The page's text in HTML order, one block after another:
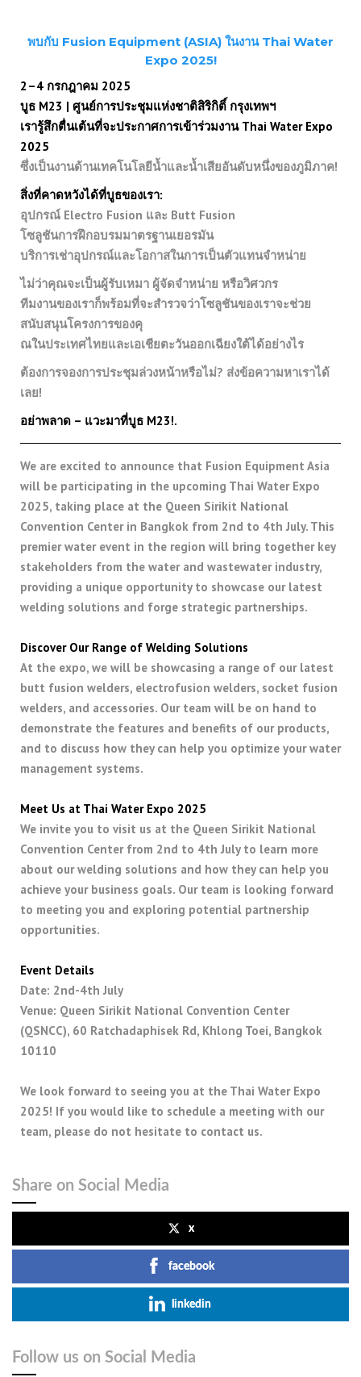
พบกับ Fusion Equipment (ASIA) ในงาน Thai Water
Expo 2025!
2–4 กรกฎาคม 2025
บูธ M23 | ศูนย์การประชุมแห่งชาติสิริกิติ์ กรุงเทพฯ
เรารู้สึกตื่นเต้นที่จะประกาศการเข้าร่วมงาน Thai Water Expo
2025
ซึ่งเป็นงานด้านเทคโนโลยีน้ำและน้ำเสียอันดับหนึ่งของภูมิภาค!
สิ่งที่คาดหวังได้ที่บูธของเรา:
อุปกรณ์ Electro Fusion และ Butt Fusion
โซลูชันการฝึกอบรมมาตรฐานเยอรมัน
บริการเช่าอุปกรณ์และโอกาสในการเป็นตัวแทนจำหน่าย
ไม่ว่าคุณจะเป็นผู้รับเหมา ผู้จัดจำหน่าย หรือวิศวกร
ทีมงานของเราก็พร้อมที่จะสำรวจว่าโซลูชันของเราจะช่วย
สนับสนุนโครงการของคุ
ณในประเทศไทยและเอเชียตะวันออกเฉียงใต้ได้อย่างไร
ต้องการจองการประชุมล่วงหน้าหรือไม่? ส่งข้อความหาเราได้
เลย!
อย่าพลาด – แวะมาที่บูธ M23!.
We are excited to announce that Fusion Equipment Asia
will be participating in the upcoming Thai Water Expo
2025, taking place at the Queen Sirikit National
Convention Center in Bangkok from 2nd to 4th July. This
premier water event in the region will bring together key
stakeholders from the water and wastewater industry,
providing a unique opportunity to showcase our latest
welding solutions and forge strategic partnerships.
Discover Our Range of Welding Solutions
At the expo, we will be showcasing a range of our latest
butt fusion welders, electrofusion welders, socket fusion
welders, and accessories. Our team will be on hand to
demonstrate the features and benefits of our products,
and to discuss how they can help you optimize your water
management systems.
Meet Us at Thai Water Expo 2025
We invite you to visit us at the Queen Sirikit National
Convention Center from 2nd to 4th July to learn more
about our welding solutions and how they can help you
achieve your business goals. Our team is looking forward
to meeting you and exploring potential partnership
opportunities.
Event Details
Date: 2nd-4th July
Venue: Queen Sirikit National Convention Center
(QSNCC), 60 Ratchadaphisek Rd, Khlong Toei, Bangkok
10110
We look forward to seeing you at the Thai Water Expo
2025! If you would like to schedule a meeting with our
team, please do not hesitate to contact us.
Share on Social Media
x
facebook
linkedin
Follow us on Social Media